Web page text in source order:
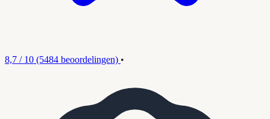
8,7 / 10 (5484 beoordelingen) •